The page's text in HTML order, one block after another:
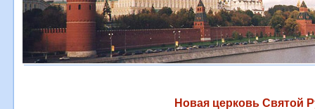
Новая церковь Святой